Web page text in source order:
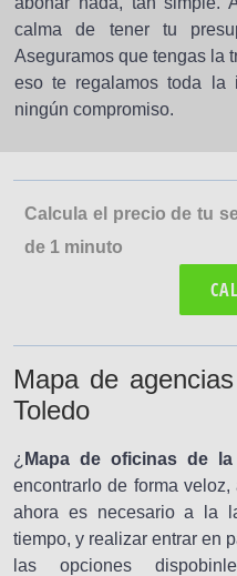
calma de tener tu
Aseguramos que tengas la
eso te regalamos toda la
ningún compromiso.
Calcula el precio de tu
de 1 minuto
Mapa de
Toledo
¿ Mapa de oficinas de
encontrarlo de forma
ahora es necesario a la
tiempo, y realizar entrar en
las opciones